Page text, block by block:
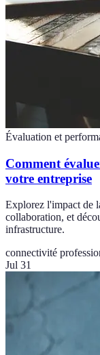
Évaluation et
Comment
votre entreprise
Explorez l'impact de
collaboration, et
infrastructure.
connectivité
Jul 31